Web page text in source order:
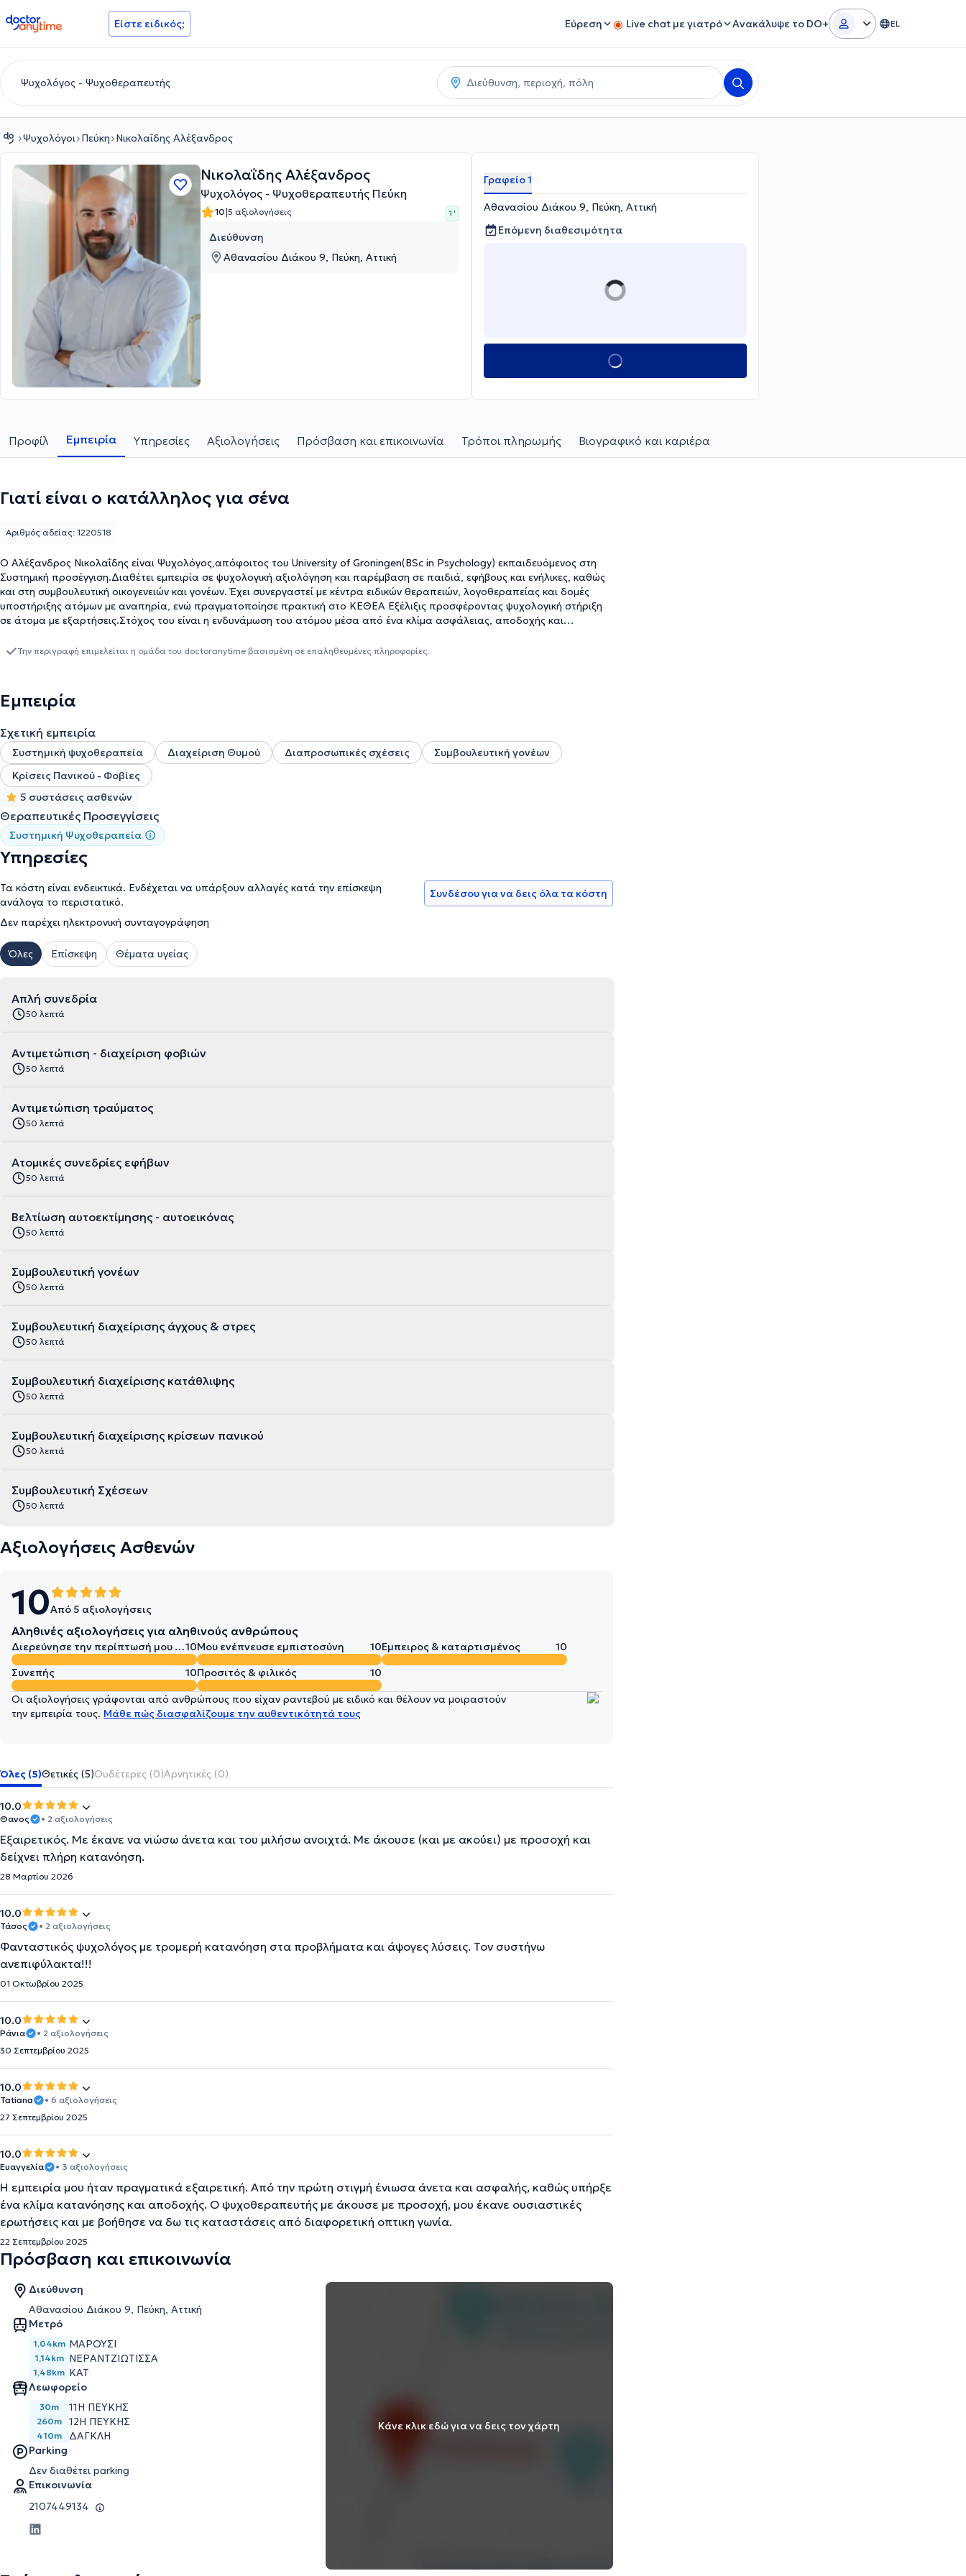
doctoranytime Είστε ειδικός; Εύρεση Live chat με γιατρό Ανακάλυψε το DO+ EL
Ψυχολόγοι Πεύκη Νικολαΐδης Αλέξανδρος
Νικολαΐδης Αλέξανδρος
Ψυχολόγος - Ψυχοθεραπευτής Πεύκη
10|5 αξιολογήσεις 1 '
Διεύθυνση
Αθανασίου Διάκου 9, Πεύκη, Αττική
Γραφείο 1
Αθανασίου Διάκου 9, Πεύκη, Αττική
Επόμενη διαθεσιμότητα
Προφίλ Εμπειρία Υπηρεσίες Αξιολογήσεις Πρόσβαση και επικοινωνία Τρόποι πληρωμής Βιογραφικό και καριέρα
Γιατί είναι ο κατάλληλος για σένα
Ο Αλέξανδρος Νικολαΐδης είναι Ψυχολόγος,απόφοιτος του University of Groningen(BSc in Psychology) εκπαιδευόμενος στη
Συστημική προσέγγιση.Διαθέτει εμπειρία σε ψυχολογική αξιολόγηση και παρέμβαση σε παιδιά, εφήβους και ενήλικες, καθώς
και στη συμβουλευτική οικογενειών και γονέων. Έχει συνεργαστεί με κέντρα ειδικών θεραπειών, λογοθεραπείας και δομές
υποστήριξης ατόμων με αναπηρία, ενώ πραγματοποίησε πρακτική στο ΚΕΘΕΑ Εξέλιξις προσφέροντας ψυχολογική στήριξη
σε άτομα με εξαρτήσεις.Στόχος του είναι η ενδυνάμωση του ατόμου μέσα από ένα κλίμα ασφάλειας, αποδοχής και
(mindfulness). Παρέχει ψυχοθεραπεία και συμβουλευτική σε ζητήματα όπως: άγχος, κατάθλιψη, διαχείριση σχέσεων,
Αριθμός αδείας: 1220518
Την περιγραφή επιμελείται η ομάδα του doctoranytime βασισμένη σε επαληθευμένες πληροφορίες.
Εμπειρία
Σχετική εμπειρία
Συστημική ψυχοθεραπεία Διαχείριση Θυμού Διαπροσωπικές σχέσεις
Συμβουλευτική γονέων
Κρίσεις Πανικού - Φοβίες
5 συστάσεις ασθενών
Θεραπευτικές Προσεγγίσεις
Συστημική Ψυχοθεραπεία
Υπηρεσίες
Τα κόστη είναι ενδεικτικά. Ενδέχεται να υπάρξουν αλλαγές κατά την επίσκεψη
ανάλογα το περιστατικό.
Δεν παρέχει ηλεκτρονική συνταγογράφηση
Συνδέσου για να δεις όλα τα κόστη
Όλες Επίσκεψη Θέματα υγείας
Απλή συνεδρία
50 λεπτά
Αντιμετώπιση - διαχείριση φοβιών
50 λεπτά
Αντιμετώπιση τραύματος
50 λεπτά
Ατομικές συνεδρίες εφήβων
50 λεπτά
Βελτίωση αυτοεκτίμησης - αυτοεικόνας
50 λεπτά
Συμβουλευτική γονέων
50 λεπτά
Συμβουλευτική διαχείρισης άγχους & στρες
50 λεπτά
Συμβουλευτική διαχείρισης κατάθλιψης
50 λεπτά
Συμβουλευτική διαχείρισης κρίσεων πανικού
50 λεπτά
Συμβουλευτική Σχέσεων
50 λεπτά
Αξιολογήσεις Ασθενών
10Από 5 αξιολογήσεις
Αληθινές αξιολογήσεις για αληθινούς ανθρώπους
Διερεύνησε την περίπτωσή μου σε βάθος10Μου ενέπνευσε εμπιστοσύνη 10Έμπειρος & καταρτισμένος
10
Συνεπής
10Προσιτός & φιλικός 10
Οι αξιολογήσεις γράφονται από ανθρώπους που είχαν ραντεβού με ειδικό και θέλουν να μοιραστούν
την εμπειρία τους. Μάθε πώς διασφαλίζουμε την αυθεντικότητά τους
Όλες (5)Θετικές (5)Ουδέτερες (0)Αρνητικές (0)
10.0
Θανος • 2 αξιολογήσεις
Εξαιρετικός. Με έκανε να νιώσω άνετα και του μιλήσω ανοιχτά. Με άκουσε (και με ακούει) με προσοχή και
δείχνει πλήρη κατανόηση.
28 Μαρτίου 2026
10.0
Τάσος • 2 αξιολογήσεις
Φανταστικός ψυχολόγος με τρομερή κατανόηση στα προβλήματα και άψογες λύσεις. Τον συστήνω
ανεπιφύλακτα!!!
01 Οκτωβρίου 2025
10.0
Ράνια
• 2 αξιολογήσεις
30 Σεπτεμβρίου 2025
10.0
Tatiana
• 6 αξιολογήσεις
27 Σεπτεμβρίου 2025
10.0
Ευαγγελία • 3 αξιολογήσεις
Η εμπειρία μου ήταν πραγματικά εξαιρετική. Από την πρώτη στιγμή ένιωσα άνετα και ασφαλής, καθώς υπήρξε
ένα κλίμα κατανόησης και αποδοχής. Ο ψυχοθεραπευτής με άκουσε με προσοχή, μου έκανε ουσιαστικές
ερωτήσεις και με βοήθησε να δω τις καταστάσεις από διαφορετική οπτικη γωνία.
22 Σεπτεμβρίου 2025
Πρόσβαση και επικοινωνία
Διεύθυνση
Αθανασίου Διάκου 9, Πεύκη, Αττική
Μετρό
1,04km ΜΑΡΟΎΣΙ
1,14km ΝΕΡΑΝΤΖΙΏΤΙΣΣΑ
1,48km ΚΑΤ
Λεωφορείο
30m 11Η ΠΕΥΚΗΣ
260m 12Η ΠΕΥΚΗΣ
410m
ΔΑΓΚΛΗ
Parking
Δεν διαθέτει parking
Επικοινωνία
2107449134
Κάνε κλικ εδώ για να δεις τον χάρτη